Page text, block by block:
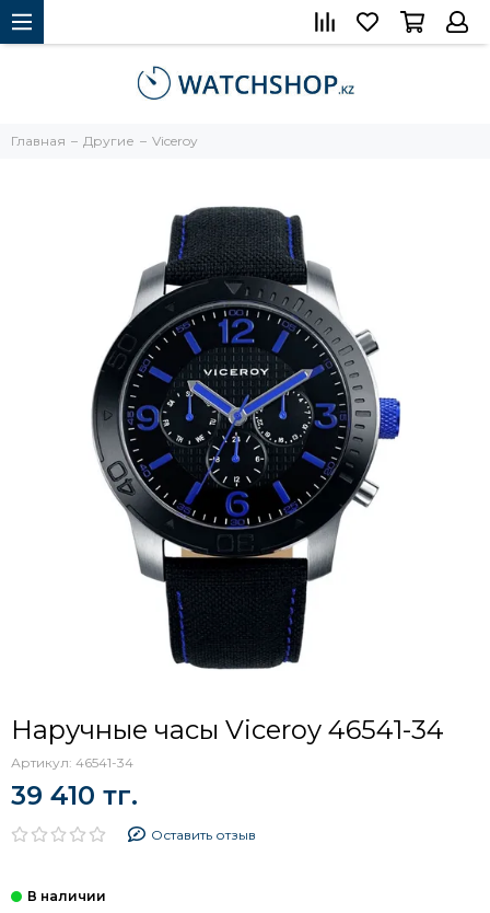
Главная Другие Viceroy
Наручные часы Viceroy 46541-34
Артикул: 46541-34
39 410 тг.
Оставить отзыв